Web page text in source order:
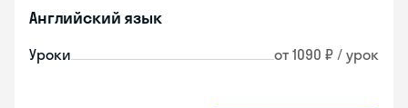
Английский язык
Уроки от 1090 ₽ / урок